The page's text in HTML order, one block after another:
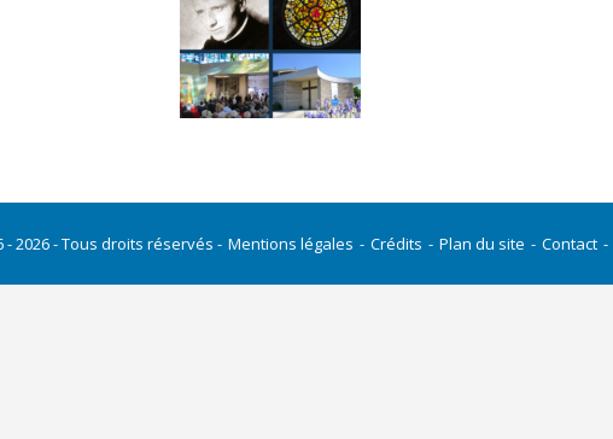
2026 - Tous droits réservés Mentions légales Crédits Plan du site Contact